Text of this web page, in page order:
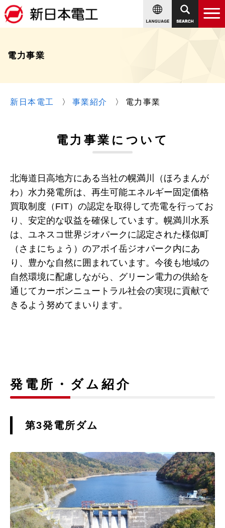
電力事業
新日本電工 事業紹介 電力事業
電力事業について
北海道日高地方にある当社の幌満川（ほろまんが
わ）水力発電所は、再生可能エネルギー固定価格
買取制度（FIT）の認定を取得して売電を行ってお
り、安定的な収益を確保しています。幌満川水系
は、ユネスコ世界ジオパークに認定された様似町
（さまにちょう）のアポイ岳ジオパーク内にあ
り、豊かな自然に囲まれています。今後も地域の
自然環境に配慮しながら、グリーン電力の供給を
通じてカーボンニュートラル社会の実現に貢献で
きるよう努めてまいります。
発電所・ダム紹介
第3発電所ダム